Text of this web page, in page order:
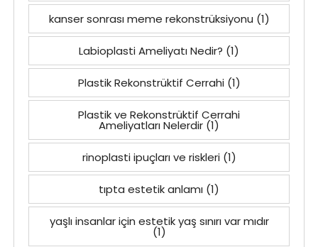
kanser sonrası meme rekonstrüksiyonu (1)
Labioplasti Ameliyatı Nedir? (1)
Plastik Rekonstrüktif Cerrahi(1)
Plastik ve Rekonstrüktif Cerrahi
Ameliyatları Nelerdir (1)
rinoplasti ipuçları ve riskleri(1)
tıpta estetik anlamı (1)
yaşlı insanlar için estetik yaş sınırı var mıdır
(1)